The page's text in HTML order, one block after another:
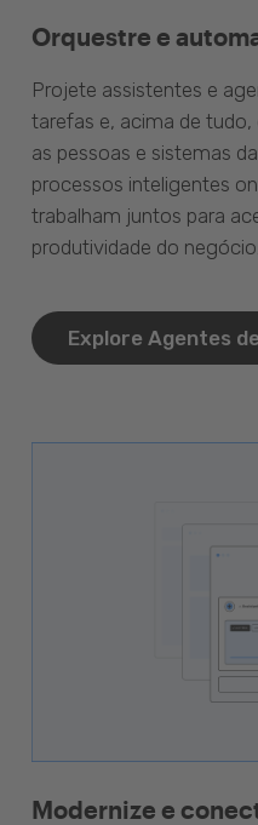
Orquestre e
Projete assistentes e
tarefas e, acima de
as pessoas e sistemas
processos inteligentes
trabalham juntos para
produtividade do negócio.
Explore Agentes
Modernize e